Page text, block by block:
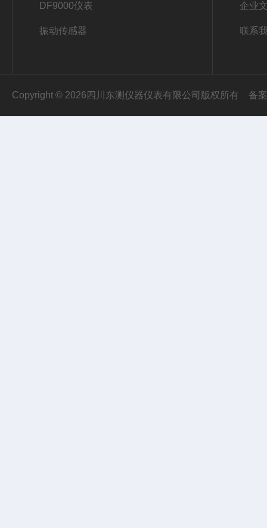
DF9000仪表
振动传感器
企业
联系
Copyright © 2026四川东测仪器仪表有限公司版权所有 备